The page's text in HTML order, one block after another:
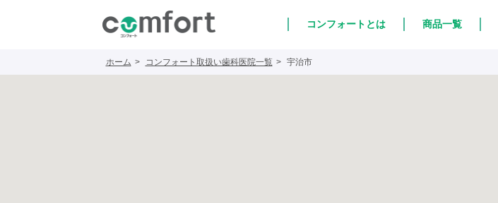
コンフォートとは 商品一覧
ホーム コンフォート取扱い歯科医院一覧 宇治市